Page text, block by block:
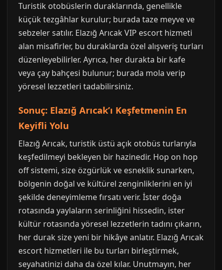
Turistik otobüslerin duraklarında, genellikle
küçük tezgâhlar kurulur; burada taze meyve ve
sebzeler satılır. Elazığ Arıcak VIP escort hizmeti
alan misafirler, bu duraklarda özel alışveriş turları
düzenleyebilirler. Ayrıca, her durakta bir kafe
veya çay bahçesi bulunur; burada mola verip
yöresel lezzetleri tadabilirsiniz.
Sonuç: Elazığ Arıcak’ı Keşfetmenin En
Keyifli Yolu
Elazığ Arıcak, turistik üstü açık otobüs turlarıyla
keşfedilmeyi bekleyen bir hazinedir. Hop on hop
off sistemi, size özgürlük ve esneklik sunarken,
bölgenin doğal ve kültürel zenginliklerini en iyi
şekilde deneyimleme fırsatı verir. İster doğa
rotasında yaylaların serinliğini hissedin, ister
kültür rotasında yöresel lezzetlerin tadını çıkarın,
her durak size yeni bir hikâye anlatır. Elazığ Arıcak
escort hizmetleri ile bu turları birleştirmek,
seyahatinizi daha da özel kılar. Unutmayın, her